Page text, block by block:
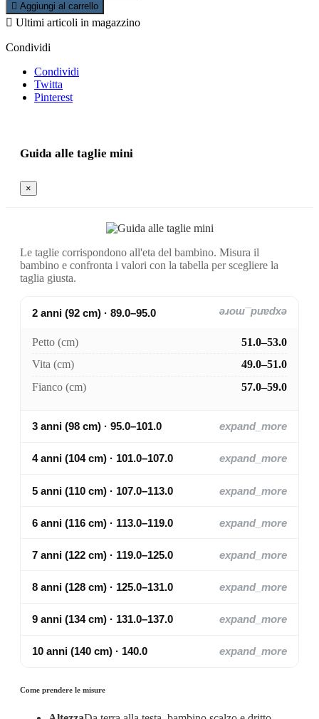
 Aggiungi al carrello
 Ultimi articoli in magazzino
Condividi
Condividi
Twitta
Pinterest
Guida alle taglie mini
×
Le taglie corrispondono all'eta del bambino. Misura il
bambino e confronta i valori con la tabella per scegliere la
taglia giusta.
2 anni (92 cm) · 89.0–95.0 expand_more
Petto (cm)
51.0–53.0
Vita (cm)
49.0–51.0
Fianco (cm)
57.0–59.0
3 anni (98 cm) · 95.0–101.0 expand_more
4 anni (104 cm) · 101.0–107.0 expand_more
5 anni (110 cm) · 107.0–113.0 expand_more
6 anni (116 cm) · 113.0–119.0 expand_more
7 anni (122 cm) · 119.0–125.0 expand_more
8 anni (128 cm) · 125.0–131.0 expand_more
9 anni (134 cm) · 131.0–137.0 expand_more
10 anni (140 cm) · 140.0 expand_more
Come prendere le misure